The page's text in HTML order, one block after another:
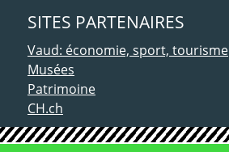
SITES PARTENAIRES
Vaud: économie, sport, tourisme
Musées
Patrimoine
CH.ch